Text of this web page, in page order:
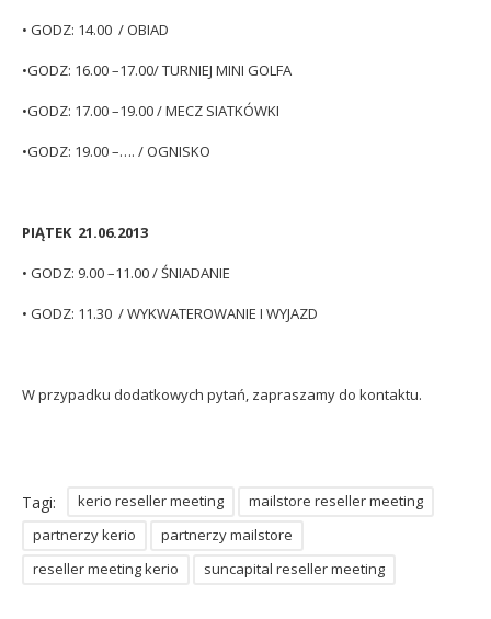
• GODZ: 14.00 / OBIAD
•GODZ: 16.00 –17.00/ TURNIEJ MINI GOLFA
•GODZ: 17.00 –19.00 / MECZ SIATKÓWKI
•GODZ: 19.00 –…. / OGNISKO
PIĄTEK 21.06.2013
• GODZ: 9.00 –11.00 / ŚNIADANIE
• GODZ: 11.30 / WYKWATEROWANIE I WYJAZD
W przypadku dodatkowych pytań, zapraszamy do kontaktu.
Tagi: kerio reseller meeting
mailstore reseller meeting
partnerzy kerio
partnerzy mailstore
reseller meeting kerio
suncapital reseller meeting